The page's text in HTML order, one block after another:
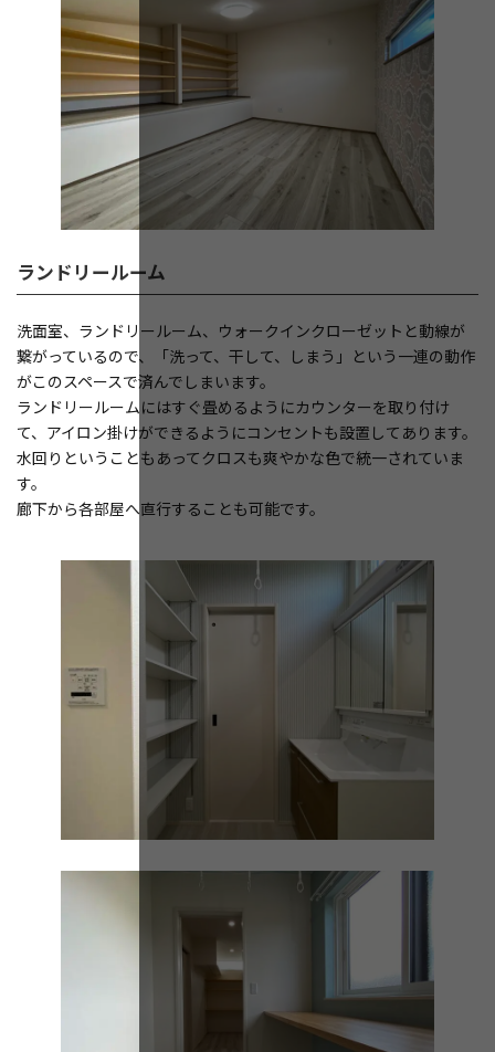
ランドリールーム
洗面室、ランドリールーム、ウォークインクローゼットと動線が
繋がっているので、「洗って、干して、しまう」という一連の動作
がこのスペースで済んでしまいます。
ランドリールームにはすぐ畳めるようにカウンターを取り付け
て、アイロン掛けができるようにコンセントも設置してあります。
水回りということもあってクロスも爽やかな色で統一されていま
す。
廊下から各部屋へ直行することも可能です。